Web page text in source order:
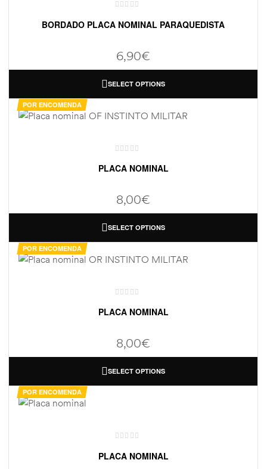
BORDADO PLACA NOMINAL PARAQUEDISTA
6,90€
SELECT OPTIONS
POR ENCOMENDA
PLACA NOMINAL
8,00€
SELECT OPTIONS
POR ENCOMENDA
PLACA NOMINAL
8,00€
SELECT OPTIONS
POR ENCOMENDA
PLACA NOMINAL